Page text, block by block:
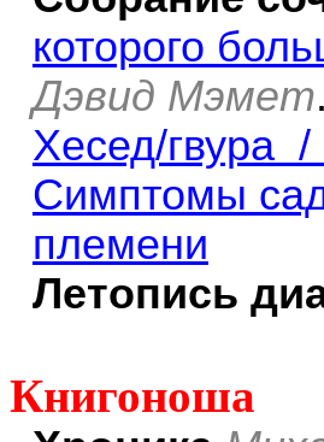
которого
Дэвид Мэмет.
Хесед/гвура
Симптомы
племени
Летопись
Книгоноша